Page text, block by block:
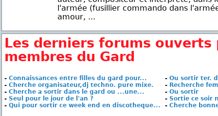
l'armée (fusillier commando dans
amour, ...
Les derniers forums ouverts
membres du Gard
- Connaissances entre filles du gard pour...
- Cherche organisateur,dj techno. pure mixe.
- Cherche a sortir dans le gard ou ...une...
- Seul pour le jour de l'an ?
- Qui pour sortir ce week end en discotheque...
- Ou sortir ter.
- Recherche
- Ou sortir
- Sortie ce soir
- Cherche